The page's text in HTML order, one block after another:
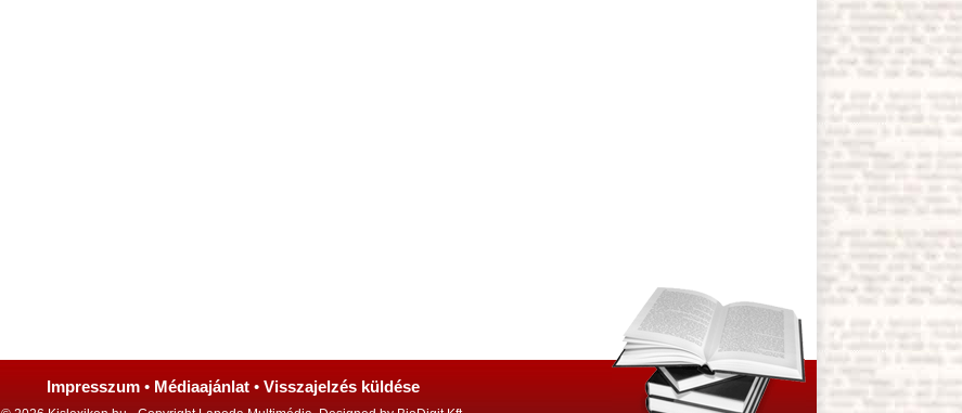
Impresszum • Médiaajánlat • Visszajelzés küldése